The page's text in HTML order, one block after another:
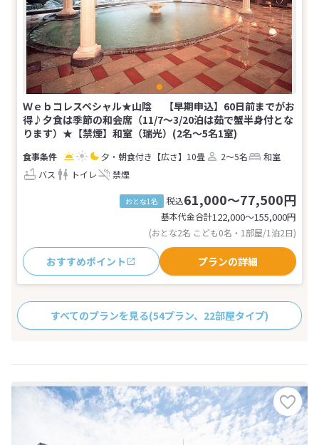
Ｗｅｂコレスペシャル★山陰 【早期申込】60日前までがお
得♪夕食は季節の和会席（11/7～3/20泊は茹で蟹半身付とな
ります）★【禁煙】和室（瑞光）(2名～5名1室)
夕・朝食付き 【広さ】10畳 2～5名
和室
バス
トイレ 禁煙
おとな1名 税込61,000～77,500円
基本代金合計122,000〜155,000円
(おとな2名 こども0名・1部屋/1泊2日)
おすすめポイント プランの詳細
すべてのプランを見る(54プラン、22部屋タイプ)